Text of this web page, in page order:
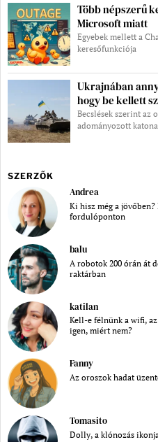
Több népszerű
Microsoft miatt
Egyebek mellett a
keresőfunkciója
Ukrajnában
hogy be kellett
Becslések szerint az
adományozott
SZERZŐK
Andrea
Ki hisz még a
fordulóponton
balu
A robotok 200 órán át
raktárban
katilan
Kell-e félnünk a wifi,
igen, miért nem?
Fanny
Az oroszok hadat
Tomasito
Dolly, a klónozás